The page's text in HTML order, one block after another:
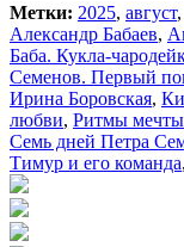
Метки: 2025, август,
Александр Бабаев,
Баба. Кукла-
Семенов. Первый
Ирина Боровская,
любви, Ритмы мечты
Семь дней Петра
Тимур и его команда,